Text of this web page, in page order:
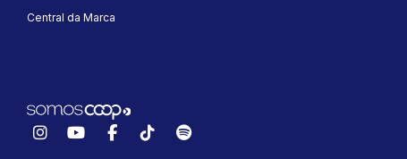
Central da Marca
InstagramYouTubeFacebook
TikTokSpotify